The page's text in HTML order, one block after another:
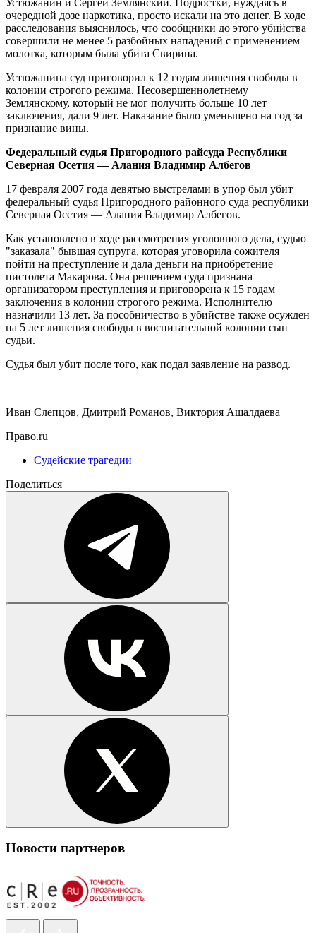
очередной дозе наркотика, просто искали на это денег. В ходе
расследования выяснилось, что сообщники до этого убийства
совершили не менее 5 разбойных нападений с применением
молотка, которым была убита Свирина.
Устюжанина суд приговорил к 12 годам лишения свободы в
колонии строгого режима. Несовершеннолетнему
Землянскому, который не мог получить больше 10 лет
заключения, дали 9 лет. Наказание было уменьшено на год за
признание вины.
Федеральный судья Пригородного райсуда Республики
Северная Осетия — Алания Владимир Албегов
17 февраля 2007 года девятью выстрелами в упор был убит
федеральный судья Пригородного районного суда республики
Северная Осетия — Алания Владимир Албегов.
Как установлено в ходе рассмотрения уголовного дела, судью
"заказала" бывшая супруга, которая уговорила сожителя
пойти на преступление и дала деньги на приобретение
пистолета Макарова. Она решением суда признана
организатором преступления и приговорена к 15 годам
заключения в колонии строгого режима. Исполнителю
назначили 13 лет. За пособничество в убийстве также осужден
на 5 лет лишения свободы в воспитательной колонии сын
судьи.
Судья был убит после того, как подал заявление на развод.
Иван Слепцов, Дмитрий Романов, Виктория Ашалдаева
Право.ru
Судейские трагедии
Поделиться
Новости партнеров